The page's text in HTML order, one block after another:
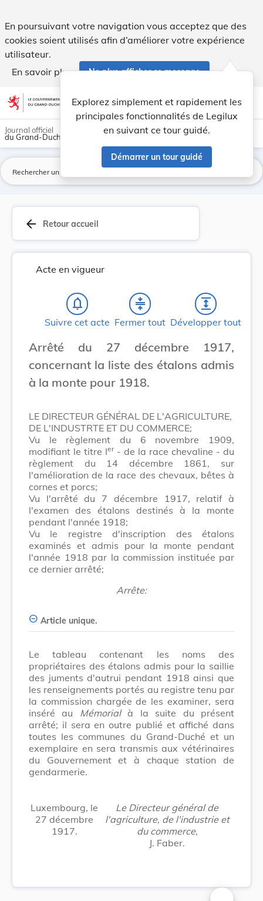
En poursuivant votre navigation vous acceptez que des
cookies soient utilisés afin d’améliorer votre expérience
utilisateur.
En savoir plus
Ne plus afficher ce message
Aller au contenu account_circle help Aide
Explorez simplement et rapidement les
principales fonctionnalités de Legilux
en suivant ce tour guidé.
Démarrer un tour guidé
light_mode dark_mode
Journal officiel
du Grand-Duché de Luxembourg
arrow_back Retour accueil
Acte en vigueur
notifications_none
Suivre cet acte
compress
Fermer tout
expand
Développer tout
Arrêté du 27 décembre 1917,
concernant la liste des étalons admis
à la monte pour 1918.
LE DIRECTEUR GÉNÉRAL DE L'AGRICULTURE,
DE L'INDUSTRTE ET DU COMMERCE;
Vu le règlement du 6 novembre 1909,
modifiant le titre Ier- de la race chevaline - du
règlement du 14 décembre 1861, sur
l'amélioration de la race des chevaux, bêtes à
cornes et porcs;
Vu l'arrêté du 7 décembre 1917, relatif à
l'examen des étalons destinés à la monte
pendant l'année 1918;
Vu le registre d'inscription des étalons
examinés et admis pour la monte pendant
l'année 1918 par la commission instituée par
ce dernier arrêté;
Arrête:
Article unique.
Le tableau contenant les noms des
propriétaires des étalons admis pour la saillie
des juments d'autrui pendant 1918 ainsi que
les renseignements portés au registre tenu par
la commission chargée de les examiner, sera
inséré au Mémorialà la suite du présent
arrêté; il sera en outre publié et affiché dans
toutes les communes du Grand-Duché et un
exemplaire en sera transmis aux vétérinaires
du Gouvernement et à chaque station de
gendarmerie.
Luxembourg, le
27 décembre
1917.
Le Directeur général de
l'agriculture, de l'industrie et
du commerce,
J. Faber.